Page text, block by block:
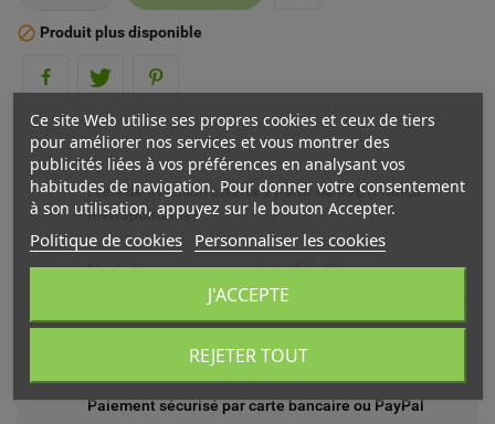
 Produit plus disponible
Frais de livraison offerts à partir de 69€ (France
métropolitaine)
Livré chez vous ou en point relais (France
Echange ou remboursement possible sous 14 jours
Paiement sécurisé par carte bancaire ou PayPal
Ce site Web utilise ses propres cookies et ceux de tiers
pour améliorer nos services et vous montrer des
publicités liées à vos préférences en analysant vos
habitudes de navigation. Pour donner votre consentement
à son utilisation, appuyez sur le bouton Accepter.
Politique de cookies Personnaliser les cookies
REJETER TOUT
J'ACCEPTE